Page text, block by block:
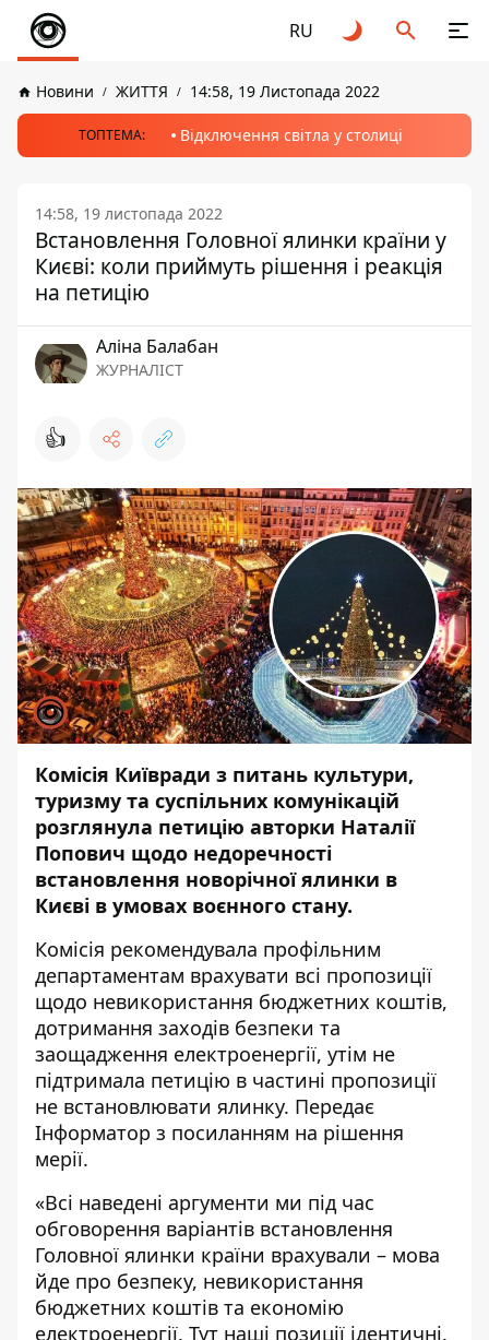
RU
Новини ЖИТТЯ 14:58, 19 Листопада 2022
ТОПТЕМА: Відключення світла у столиці
14:58, 19 листопада 2022
Встановлення Головної ялинки країни у
Києві: коли приймуть рішення і реакція
на петицію
Аліна Балабан
ЖУРНАЛІСТ
👍
Комісія Київради з питань культури,
туризму та суспільних комунікацій
розглянула петицію авторки Наталії
Попович щодо недоречності
встановлення новорічної ялинки в
Києві в умовах воєнного стану.
Комісія рекомендувала профільним
департаментам врахувати всі пропозиції
щодо невикористання бюджетних коштів,
дотримання заходів безпеки та
заощадження електроенергії, утім не
підтримала петицію в частині пропозиції
не встановлювати ялинку. Передає
Інформатор з посиланням на рішення
мерії.
«Всі наведені аргументи ми під час
обговорення варіантів встановлення
Головної ялинки країни врахували – мова
йде про безпеку, невикористання
бюджетних коштів та економію
електроенергії. Тут наші позиції ідентичні.